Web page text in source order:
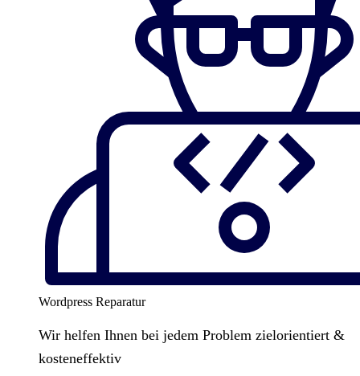
Wordpress Reparatur
Wir helfen Ihnen bei jedem Problem zielorientiert &
kosteneffektiv